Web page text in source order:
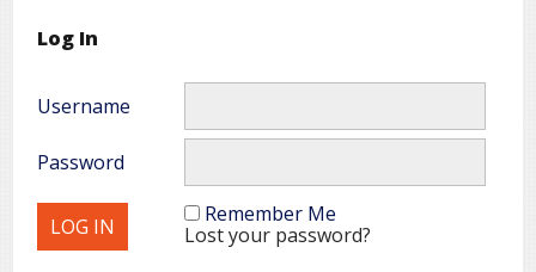
Log In
Username
Password
Remember Me
Lost your password?